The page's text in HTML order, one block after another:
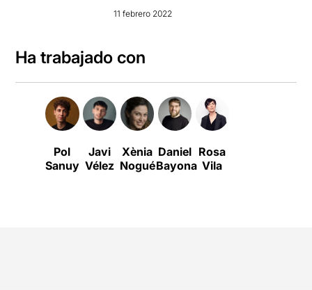
11 febrero 2022
Ha trabajado con
Pol
Sanuy
Javi
Vélez
Xènia
Nogué
Daniel
Bayona
Rosa
Vila